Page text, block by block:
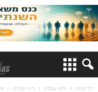
דף הבית יחסי עבודה דיני עבודה פיצוי